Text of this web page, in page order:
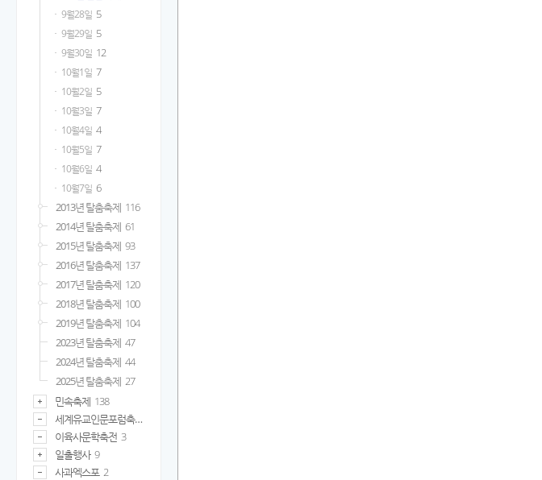
9월28일 5
9월29일 5
9월30일 12
10월1일 7
10월2일 5
10월3일 7
10월4일 4
10월5일 7
10월6일 4
10월7일 6
2013년 탈춤축제 116
2014년 탈춤축제 61
2015년 탈춤축제 93
2016년 탈춤축제 137
2017년 탈춤축제 120
2018년 탈춤축제 100
2019년 탈춤축제 104
2023년 탈춤축제 47
2024년 탈춤축제 44
2025년 탈춤축제 27
민속축제 138
세계유교인문포럼축제
이육사문학축전 3
일출행사 9
사과엑스포 2